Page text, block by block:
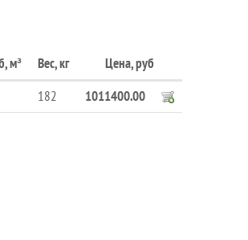
м³ Вес, кг Цена, руб
182 1011400.00